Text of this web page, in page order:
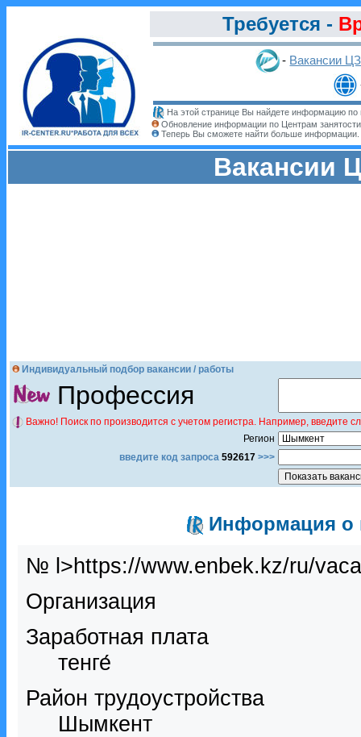
Требуется -
- Вакансии
На этой странице Вы найдете информацию по
Обновление информации по Центрам
Теперь Вы сможете найти больше информации.
Вакансии
Индивидуальный подбор вакансии / работы
Профессия
Важно! Поиск по производится с учетом регистра. Например,
Регион
введите код запроса 592617 >>>
Информация о
№ l>https://www.enbek.kz/ru/
Организация
Заработная плата
тенге́
Район трудоустройства
Шымкент